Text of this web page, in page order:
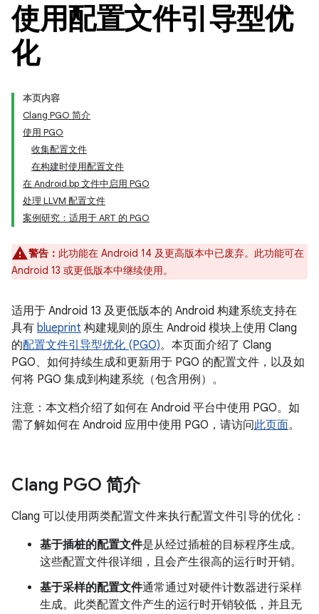
使用配置文件引导型优
化
本页内容
Clang PGO 简介
使用 PGO
收集配置文件
在构建时使用配置文件
在 Android.bp 文件中启用 PGO
处理 LLVM 配置文件
案例研究：适用于 ART 的 PGO
警告： 此功能在 Android 14 及更高版本中已废弃。此功能可在
Android 13 或更低版本中继续使用。
适用于 Android 13 及更低版本的 Android 构建系统支持在
具有 blueprint 构建规则的原生 Android 模块上使用 Clang
的配置文件引导型优化 (PGO)。本页面介绍了 Clang
PGO、如何持续生成和更新用于 PGO 的配置文件，以及如
何将 PGO 集成到构建系统（包含用例）。
注意：本文档介绍了如何在 Android 平台中使用 PGO。如
需了解如何在 Android 应用中使用 PGO，请访问此页面。
Clang PGO 简介
Clang 可以使用两类配置文件来执行配置文件引导的优化：
基于插桩的配置文件是从经过插桩的目标程序生成。
这些配置文件很详细，且会产生很高的运行时开销。
基于采样的配置文件通常通过对硬件计数器进行采样
生成。此类配置文件产生的运行时开销较低，并且无